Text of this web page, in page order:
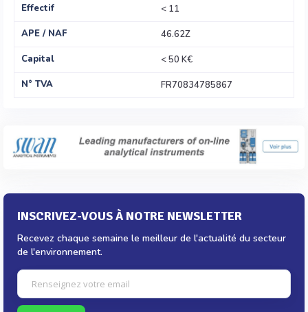
Effectif
< 11
APE / NAF
46.62Z
Capital
< 50 K€
N° TVA
FR70834785867
INSCRIVEZ-VOUS À NOTRE NEWSLETTER
Recevez chaque semaine le meilleur de l'actualité du secteur
de l'environnement.